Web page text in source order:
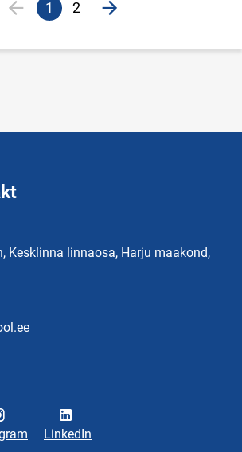
Eelmine lehekülg
Praegune
1 Veebileht
2 Järgmine lehekülg
Kesklinna linnaosa, Harju maakond,
LinkedIn